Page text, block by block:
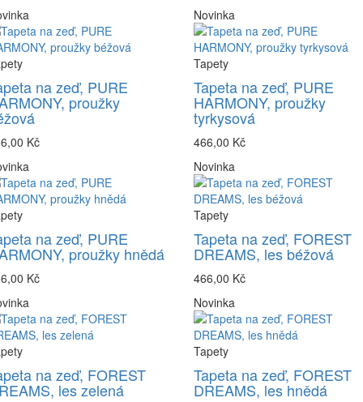
na zeď, PURE
proužky
Kč
Novinka
Tapety
Tapeta na zeď, PURE
HARMONY, proužky
tyrkysová
466,00 Kč
na zeď, PURE
proužky hnědá
Kč
Novinka
Tapety
Tapeta na zeď, FOREST
DREAMS, les béžová
466,00 Kč
na zeď, FOREST
les zelená
Novinka
Tapety
Tapeta na zeď, FOREST
DREAMS, les hnědá